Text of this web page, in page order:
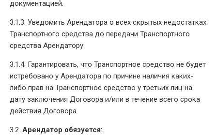
документацией.
3.1.3. Уведомить Арендатора о всех скрытых недостатках
Транспортного средства до передачи Транспортного
средства Арендатору.
3.1.4. Гарантировать, что Транспортное средство не будет
истребовано у Арендатора по причине наличия каких-
либо прав на Транспортное средство у третьих лиц на
дату заключения Договора и/или в течение всего срока
действия Договора.
3.2. Арендатор обязуется: